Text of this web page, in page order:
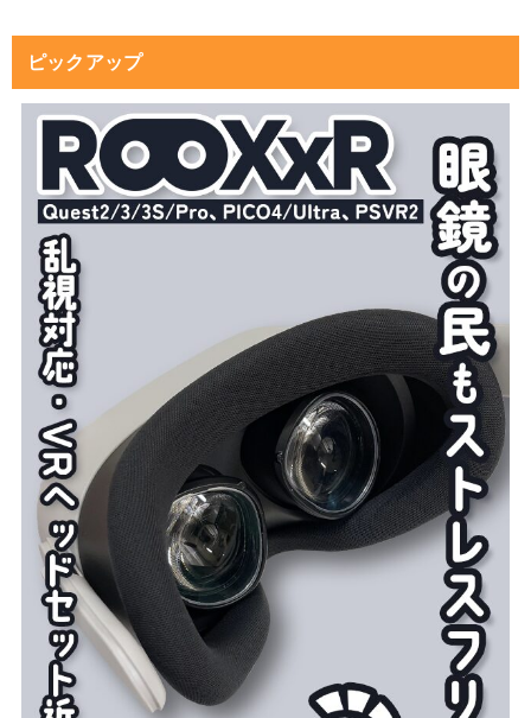
ピックアップ